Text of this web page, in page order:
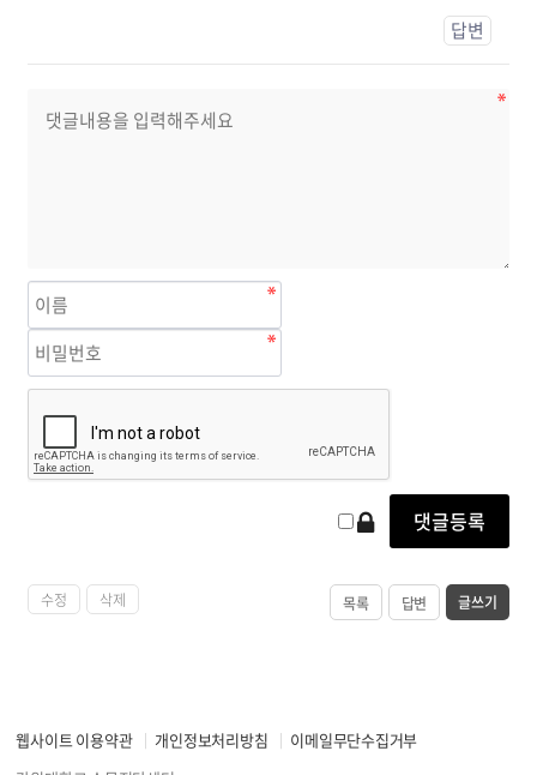
답변
수정 삭제 목록 답변 글쓰기
웹사이트 이용약관 개인정보처리방침
이메일무단수집거부